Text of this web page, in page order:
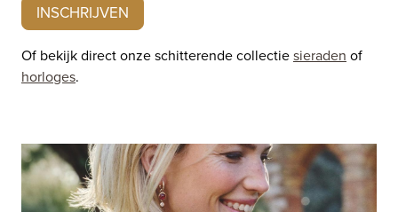
INSCHRIJVEN
Of bekijk direct onze schitterende collectiesieraden of
horloges.